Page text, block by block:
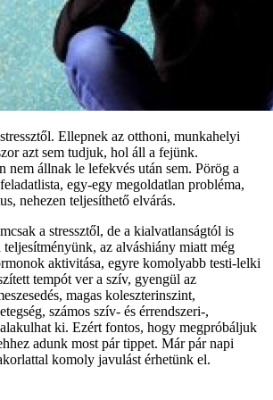
Ellepnek az otthoni, munkahelyi
azt sem tudjuk, hol áll a fejünk.
nem állnak le lefekvés után sem. Pörög a
egy-egy megoldatlan probléma,
nehezen teljesíthető elvárás.
a stressztől, de a kialvatlanságtól is
az alváshiány miatt még
aktivitása, egyre komolyabb testi-lelki
tempót ver a szív, gyengül az
magas koleszterinszint,
számos szív- és érrendszeri-,
alakulhat ki. Ezért fontos, hogy megpróbáljuk
adunk most pár tippet. Már pár napi
komoly javulást érhetünk el.